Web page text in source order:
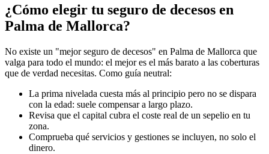
¿Cómo elegir tu seguro de decesos en
Palma de Mallorca?
No existe un "mejor seguro de decesos" en Palma de Mallorca que
valga para todo el mundo: el mejor es el más barato a las coberturas
que de verdad necesitas. Como guía neutral:
La prima nivelada cuesta más al principio pero no se dispara
con la edad: suele compensar a largo plazo.
Revisa que el capital cubra el coste real de un sepelio en tu
zona.
Comprueba qué servicios y gestiones se incluyen, no solo el
dinero.